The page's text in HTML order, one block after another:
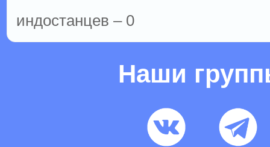
индостанцев – 0
Наши